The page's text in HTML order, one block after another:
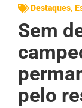
Destaques,
Sem
pelo